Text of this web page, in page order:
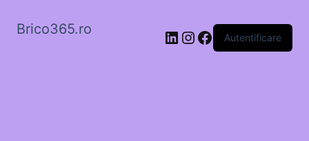
Brico365.ro LinkedIn
Instagram
Facebook
Autentificare